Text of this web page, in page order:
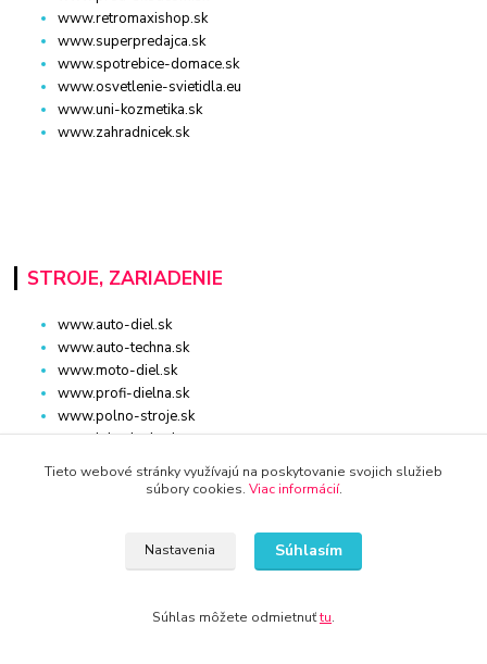
www.retromaxishop.sk
www.superpredajca.sk
www.spotrebice-domace.sk
www.osvetlenie-svietidla.eu
www.uni-kozmetika.sk
www.zahradnicek.sk
STROJE, ZARIADENIE
www.auto-diel.sk
www.auto-techna.sk
www.moto-diel.sk
www.profi-dielna.sk
www.polno-stroje.sk
www.krby-kotly.sk
www.stavebnictvo-online.sk
www.maxiobchod-naradie.sk
www.nahradnediely.online
www.uni-zdrav.sk
www.zariadenie-firmy.sk
Tieto webové stránky využívajú na poskytovanie svojich služieb
súbory cookies. Viac informácií.
Nastavenia Súhlasím
Súhlas môžete odmietnuťtu.